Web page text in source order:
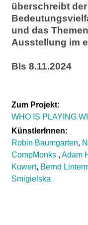
a
überschreibt
und das
Ausstellung im
BIs 8.11.2024
Zum Projekt:
WHO IS PLAYING
KünstlerInnen:
Robin Baumgarten,
CompMonks ,Adam
Kuwert, Bernd
Smigielska